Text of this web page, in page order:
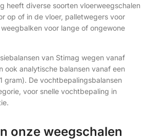
heeft diverse soorten vloerweegschalen
op of in de vloer, palletwegers voor
voor lange of ongewone
van Stimag wegen vanaf
ook analytische balansen vanaf een
gram). De vochtbepalingsbalansen
voor snelle vochtbepaling in
onze weegschalen